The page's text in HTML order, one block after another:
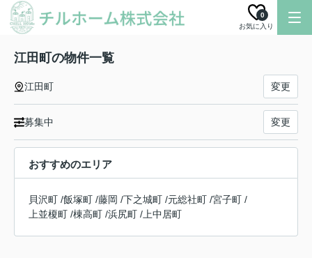
お気に入り
0
江田町の物件一覧
江田町 変更
募集中 変更
おすすめのエリア
貝沢町 /飯塚町 /藤岡 /下之城町 /元総社町 /宮子町 /
上並榎町 /棟高町 /浜尻町 / 上中居町